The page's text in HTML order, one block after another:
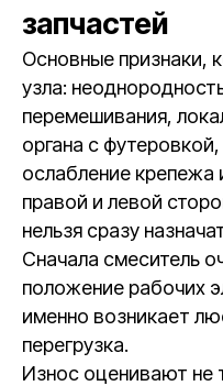
запчастей
Основные признаки,
узла:
перемешивания,
органа с
ослабление крепежа
правой и левой
нельзя сразу
Сначала смеситель
положение рабочих
именно возникает
перегрузка.
Износ оценивают не